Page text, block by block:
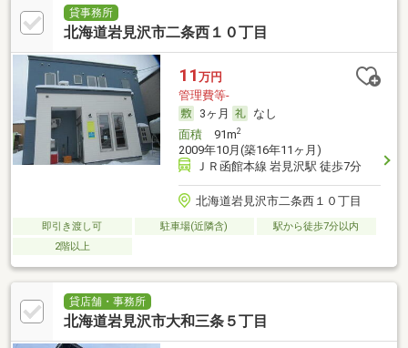
貸事務所
北海道岩見沢市二条西１０丁目
11 万円
管理費等-
3ヶ月
なし
面積91m2
2009年10月(築16年11ヶ月)
ＪＲ函館本線 岩見沢駅 徒歩7分
北海道岩見沢市二条西１０丁目
即引き渡し可 駐車場(近隣含)
駅から徒歩7分以内
2階以上
貸店舗・事務所
北海道岩見沢市大和三条５丁目